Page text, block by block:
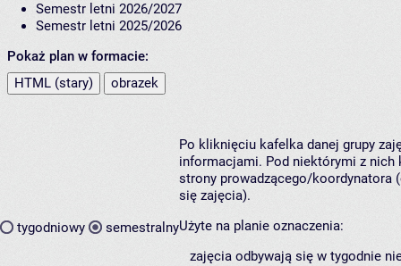
Semestr letni 2026/2027
Semestr letni 2025/2026
Pokaż plan w formacie:
HTML (stary)
obrazek
tygodniowy semestralny
Po kliknięciu kafelka danej grupy
informacjami. Pod niektórymi z nich
strony prowadzącego/koordynatora
się zajęcia).
Użyte na planie oznaczenia:
zajęcia odbywają się w tygodnie